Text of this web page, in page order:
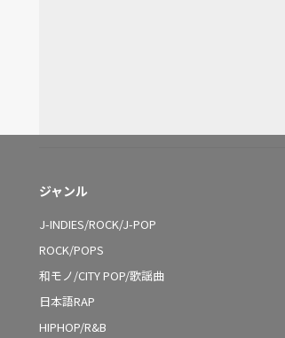
ジャンル
J-INDIES/ROCK/J-POP
ROCK/POPS
和モノ/CITY POP/歌謡曲
日本語RAP
HIPHOP/R&B